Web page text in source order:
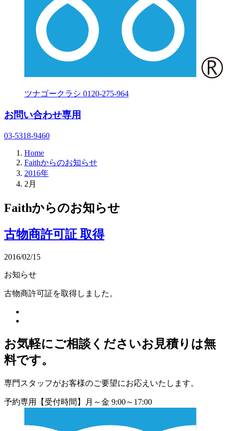
ツナゴークラシ 0120-275-964
お問い合わせ専用
03-5318-9460
Home
Faithからのお知らせ
2016年
2月
Faithからのお知らせ
古物商許可証 取得
2016/02/15
お知らせ
古物商許可証を取得しました。
お気軽にご相談くださいお見積りは無
料です。
専門スタッフがお客様のご要望にお応えいたします。
予約専用 【受付時間】月～金 9:00～17:00